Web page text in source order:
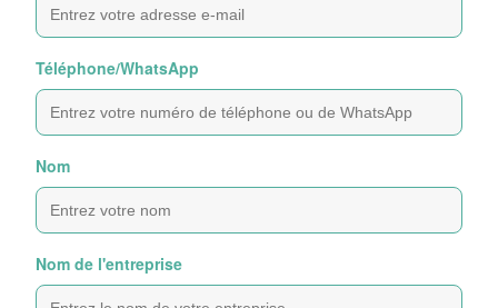
Téléphone/WhatsApp
Nom
Nom de l'entreprise